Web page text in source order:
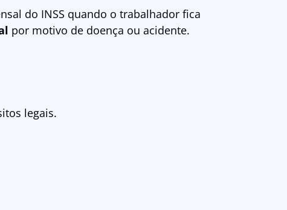
do INSS quando o trabalhador fica
por motivo de doença ou acidente.
legais.